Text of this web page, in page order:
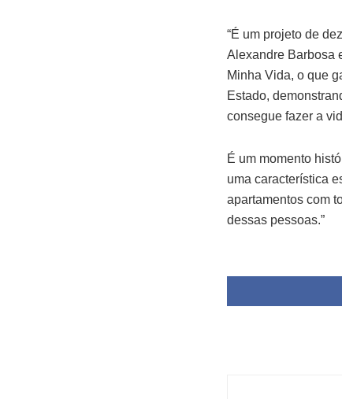
“É um projeto de
Alexandre Barbosa
Minha Vida, o que
Estado,
consegue fazer a
É um momento
uma característica
apartamentos com
dessas pessoas.”